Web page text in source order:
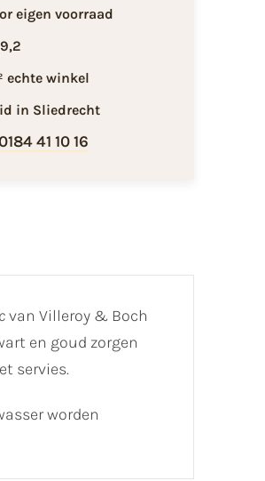
eigen voorraad
echte winkel
in Sliedrecht
41 10 16
van Villeroy & Boch
en goud zorgen
servies.
worden